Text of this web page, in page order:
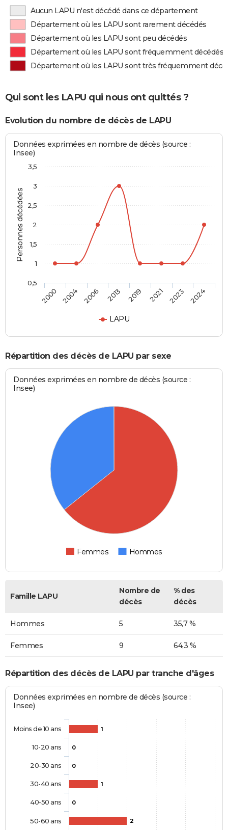
Aucun LAPU n'est décédé dans ce département
Département où les LAPU sont rarement décédés
Département où les LAPU sont peu décédés
Département où les LAPU sont fréquemment décédés
Département où les LAPU sont très fréquemment
Qui sont les LAPU qui nous ont quittés ?
Evolution du nombre de décès de LAPU
Personnes décédées
Données exprimées en nombre de décès (source :
Insee)
LAPU
2000 2004 2006 2013 2019 2021 2023 2024
0,5
1
1,5
2
2,5
3
3,5
Répartition des décès de LAPU par sexe
Données exprimées en nombre de décès (source :
Insee)
Femmes Hommes
Famille LAPU
Nombre de
décès
% des
décès
Hommes 5 35,7 %
Femmes 9 64,3 %
Répartition des décès de LAPU par tranche d'âges
Données exprimées en nombre de décès (source :
Insee)
1
0
0
1
0
2
Moins de 10 ans
10-20 ans
20-30 ans
30-40 ans
40-50 ans
50-60 ans